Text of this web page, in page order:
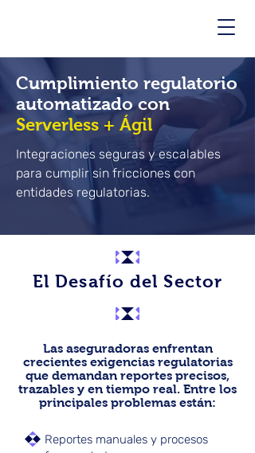
Cumplimiento regulatorio
automatizado con
Serverless + Ágil
Integraciones seguras y escalables
para cumplir sin fricciones con
entidades regulatorias.
El Desafío del Sector
Las aseguradoras enfrentan
crecientes exigencias regulatorias
que demandan reportes precisos,
trazables y en tiempo real. Entre los
principales problemas están:
Reportes manuales y procesos